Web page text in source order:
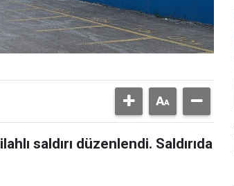
saldırı düzenlendi. Saldırıda